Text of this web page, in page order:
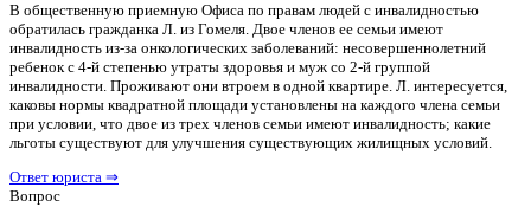
В общественную приемную Офиса по правам людей с инвалидностью
обратилась гражданка Л. из Гомеля. Двое членов ее семьи имеют
инвалидность из-за онкологических заболеваний: несовершеннолетний
ребенок с 4-й степенью утраты здоровья и муж со 2-й группой
инвалидности. Проживают они втроем в одной квартире. Л. интересуется,
каковы нормы квадратной площади установлены на каждого члена семьи
при условии, что двое из трех членов семьи имеют инвалидность; какие
льготы существуют для улучшения существующих жилищных условий.
Ответ юриста ⇒
Вопрос